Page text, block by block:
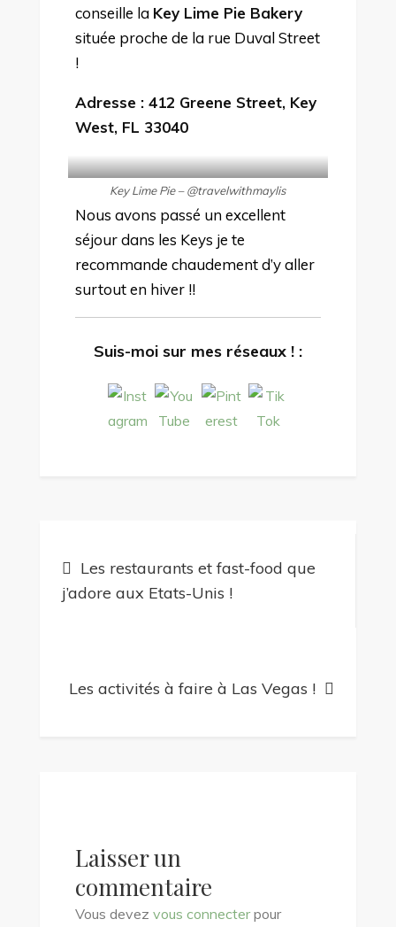
conseille la Key Lime Pie Bakery
située proche de la rue Duval Street
!
Adresse : 412 Greene Street, Key
West, FL 33040
Key Lime Pie – @travelwithmaylis
Nous avons passé un excellent
séjour dans les Keys je te
recommande chaudement d’y aller
surtout en hiver !!
Suis-moi sur mes réseaux ! :
deLes restaurants et fast-food que
j’adore aux Etats-Unis !
Les activités à faire à Las Vegas !
Laisser un
commentaire
Vous devez vous connecterpour